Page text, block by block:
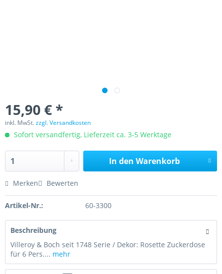
15,90 € *
inkl. MwSt.zzgl. Versandkosten
Sofort versandfertig, Lieferzeit ca. 3-5 Werktage
In den Warenkorb
Merken Bewerten
Artikel-Nr.: 60-3300
Beschreibung
Villeroy & Boch seit 1748 Serie / Dekor: Rosette Zuckerdose
für 6 Pers.... mehr